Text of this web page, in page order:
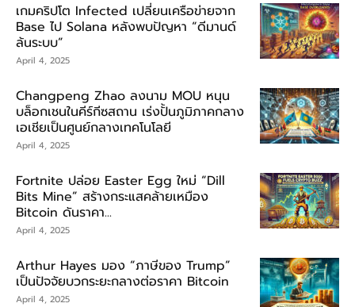
เกมคริปโต Infected เปลี่ยนเครือข่ายจาก
Base ไป Solana หลังพบปัญหา “ดีมานด์
ล้นระบบ”
April 4, 2025
Changpeng Zhao ลงนาม MOU หนุน
บล็อกเชนในคีร์กีซสถาน เร่งปั้นภูมิภาคกลาง
เอเชียเป็นศูนย์กลางเทคโนโลยี
April 4, 2025
Fortnite ปล่อย Easter Egg ใหม่ “Dill
Bits Mine” สร้างกระแสคล้ายเหมือง
Bitcoin ดันราคา...
April 4, 2025
Arthur Hayes มอง “ภาษีของ Trump”
เป็นปัจจัยบวกระยะกลางต่อราคา Bitcoin
April 4, 2025